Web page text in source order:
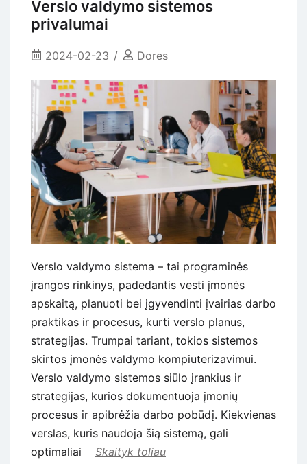
veiklos
Verslo valdymo sistemos
privalumai
2024-02-23 Dores
Verslo valdymo sistema – tai programinės
įrangos rinkinys, padedantis vesti įmonės
apskaitą, planuoti bei įgyvendinti įvairias darbo
praktikas ir procesus, kurti verslo planus,
strategijas. Trumpai tariant, tokios sistemos
skirtos įmonės valdymo kompiuterizavimui.
Verslo valdymo sistemos siūlo įrankius ir
strategijas, kurios dokumentuoja įmonių
procesus ir apibrėžia darbo pobūdį. Kiekvienas
verslas, kuris naudoja šią sistemą, gali
optimaliai
Skaityk toliau